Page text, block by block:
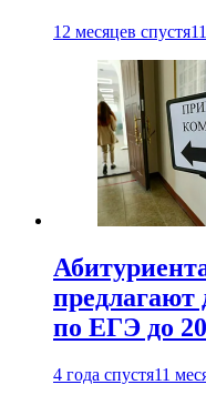
12 месяцев спустя
предлагают
по ЕГЭ до
4 года спустя11